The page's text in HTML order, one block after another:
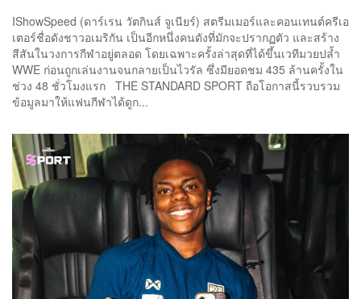
IShowSpeed (ดาร์เรน วัตกินส์ จูเนียร์) สตรีมเมอร์และคอนเทนต์ครีเอ
เตอร์ชื่อดังชาวอเมริกัน เป็นอีกหนึ่งคนดังที่มักจะปรากฏตัว และสร้าง
สีสันในวงการกีฬาอยู่ตลอด โดยเฉพาะครั้งล่าสุดที่ได้ขึ้นเวทีมวยปล้ำ
WWE ก่อนถูกเล่นงานจนกลายเป็นไวรัล ซึ่งมียอดชม 435 ล้านครั้งใน
ช่วง 48 ชั่วโมงแรก THE STANDARD SPORT ถือโอกาสนี้รวบรวม
ข้อมูลมาให้แฟนกีฬาได้ดูก...